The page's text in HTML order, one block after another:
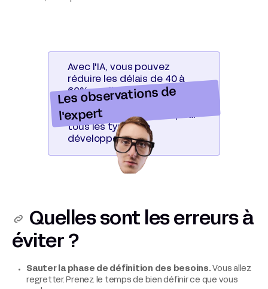
Avec l'IA, vous pouvez
réduire les délais de 40 à
60% quelle que soit votre
approche. C'est un
accélérateur puissant pour
tous les types de
développement.
Les observations de
l'expert
Quelles sont les erreurs à
éviter ?
Sauter la phase de définition des besoins.Vous allez
regretter. Prenez le temps de bien définir ce que vous